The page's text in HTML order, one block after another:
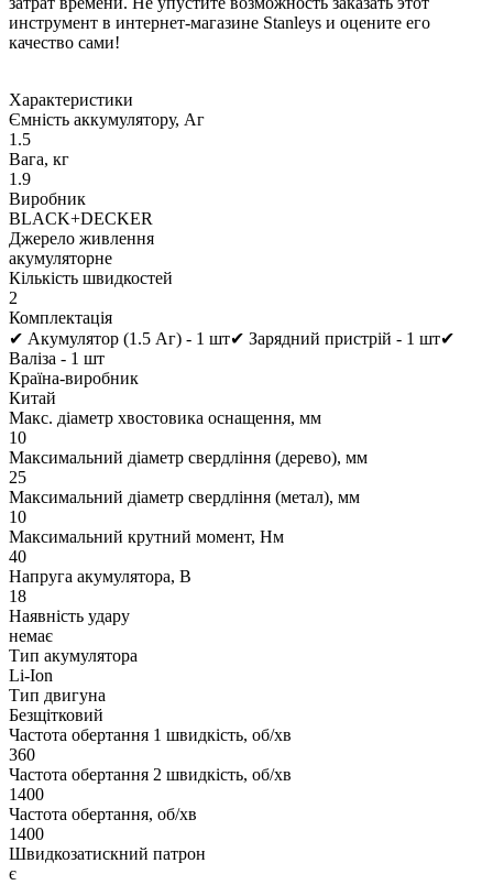
инструмент в интернет-магазине Stanleys и оцените его
качество сами!
Характеристики
Ємність аккумулятору, Аг
1.5
Вага, кг
1.9
Виробник
BLACK+DECKER
Джерело живлення
акумуляторне
Кількість швидкостей
2
Комплектація
✔ Акумулятор (1.5 Аг) - 1 шт✔ Зарядний пристрій - 1 шт✔
Валіза - 1 шт
Країна-виробник
Китай
Макс. діаметр хвостовика оснащення, мм
10
Максимальний діаметр свердління (дерево), мм
25
Максимальний діаметр свердління (метал), мм
10
Максимальний крутний момент, Нм
40
Напруга акумулятора, В
18
Наявність удару
немає
Тип акумулятора
Li-Ion
Тип двигуна
Безщітковий
Частота обертання 1 швидкість, об/хв
360
Частота обертання 2 швидкість, об/хв
1400
Частота обертання, об/хв
1400
Швидкозатискний патрон
є